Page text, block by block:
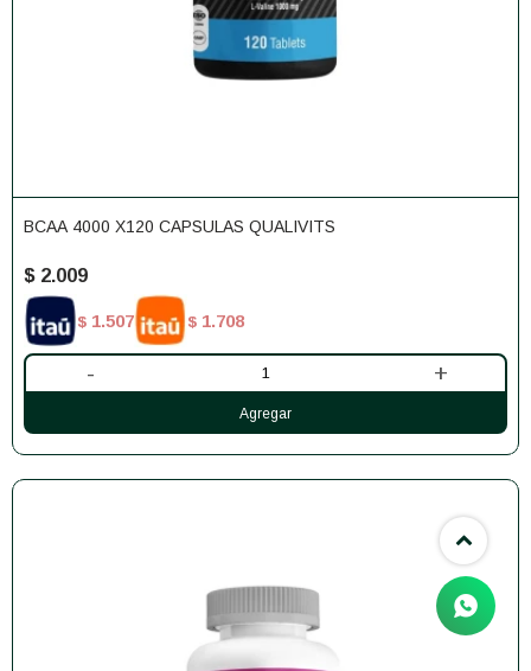
BCAA 4000 X120 CAPSULAS QUALIVITS
$ 2.009
$ 1.507 $ 1.708
- +